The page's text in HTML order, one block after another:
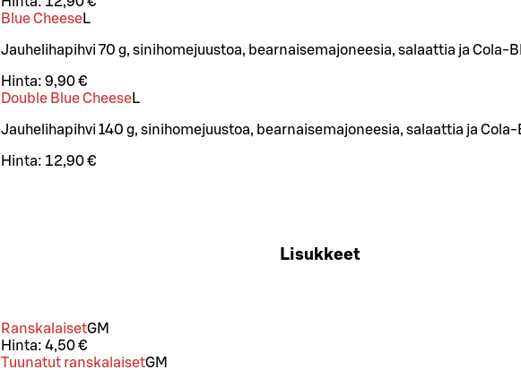
Blue CheeseL
Jauhelihapihvi 70 g, sinihomejuustoa, bearnaisemajoneesia, salaattia ja Cola-
Hinta: 9,90 €
Double Blue CheeseL
Jauhelihapihvi 140 g, sinihomejuustoa, bearnaisemajoneesia, salaattia ja Cola-
Hinta: 12,90 €
Lisukkeet
RanskalaisetGM
Hinta: 4,50 €
Tuunatut ranskalaisetGM